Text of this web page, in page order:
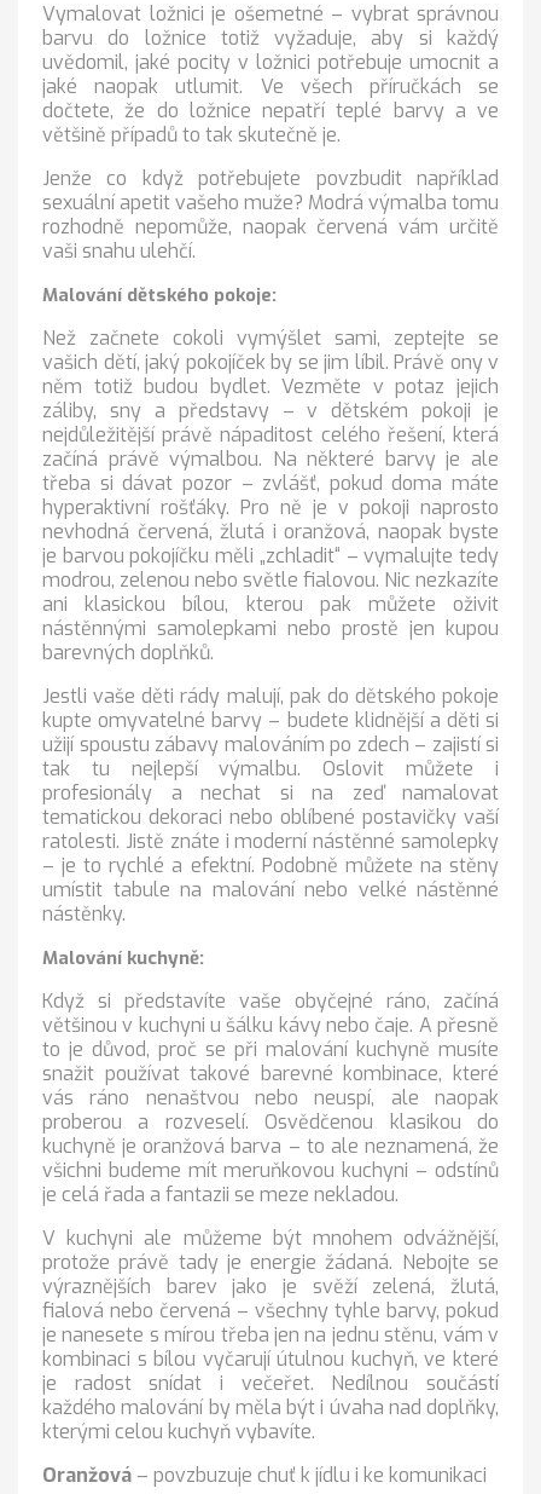
Vymalovat ložnici je ošemetné – vybrat správnou
barvu do ložnice totiž vyžaduje, aby si každý
uvědomil, jaké pocity v ložnici potřebuje umocnit a
jaké naopak utlumit. Ve všech příručkách se
dočtete, že do ložnice nepatří teplé barvy a ve
většině případů to tak skutečně je.
Jenže co když potřebujete povzbudit například
sexuální apetit vašeho muže? Modrá výmalba tomu
rozhodně nepomůže, naopak červená vám určitě
vaši snahu ulehčí.
Malování dětského pokoje:
Než začnete cokoli vymýšlet sami, zeptejte se
vašich dětí, jaký pokojíček by se jim líbil. Právě ony v
něm totiž budou bydlet. Vezměte v potaz jejich
záliby, sny a představy – v dětském pokoji je
nejdůležitější právě nápaditost celého řešení, která
začíná právě výmalbou. Na některé barvy je ale
třeba si dávat pozor – zvlášť, pokud doma máte
hyperaktivní rošťáky. Pro ně je v pokoji naprosto
nevhodná červená, žlutá i oranžová, naopak byste
je barvou pokojíčku měli „zchladit“ – vymalujte tedy
modrou, zelenou nebo světle fialovou. Nic nezkazíte
ani klasickou bílou, kterou pak můžete oživit
nástěnnými samolepkami nebo prostě jen kupou
barevných doplňků.
Jestli vaše děti rády malují, pak do dětského pokoje
kupte omyvatelné barvy – budete klidnější a děti si
užijí spoustu zábavy malováním po zdech – zajistí si
tak tu nejlepší výmalbu. Oslovit můžete i
profesionály a nechat si na zeď namalovat
tematickou dekoraci nebo oblíbené postavičky vaší
ratolesti. Jistě znáte i moderní nástěnné samolepky
– je to rychlé a efektní. Podobně můžete na stěny
umístit tabule na malování nebo velké nástěnné
nástěnky.
Malování kuchyně:
Když si představíte vaše obyčejné ráno, začíná
většinou v kuchyni u šálku kávy nebo čaje. A přesně
to je důvod, proč se při malování kuchyně musíte
snažit používat takové barevné kombinace, které
vás ráno nenaštvou nebo neuspí, ale naopak
proberou a rozveselí. Osvědčenou klasikou do
kuchyně je oranžová barva – to ale neznamená, že
všichni budeme mít meruňkovou kuchyni – odstínů
je celá řada a fantazii se meze nekladou.
V kuchyni ale můžeme být mnohem odvážnější,
protože právě tady je energie žádaná. Nebojte se
výraznějších barev jako je svěží zelená, žlutá,
fialová nebo červená – všechny tyhle barvy, pokud
je nanesete s mírou třeba jen na jednu stěnu, vám v
kombinaci s bílou vyčarují útulnou kuchyň, ve které
je radost snídat i večeřet. Nedílnou součástí
každého malování by měla být i úvaha nad doplňky,
kterými celou kuchyň vybavíte.
Oranžová – povzbuzuje chuť k jídlu i ke komunikaci